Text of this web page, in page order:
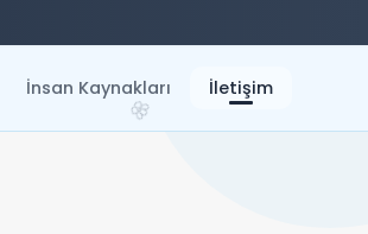
🌸
İnsan Kaynakları İletişim